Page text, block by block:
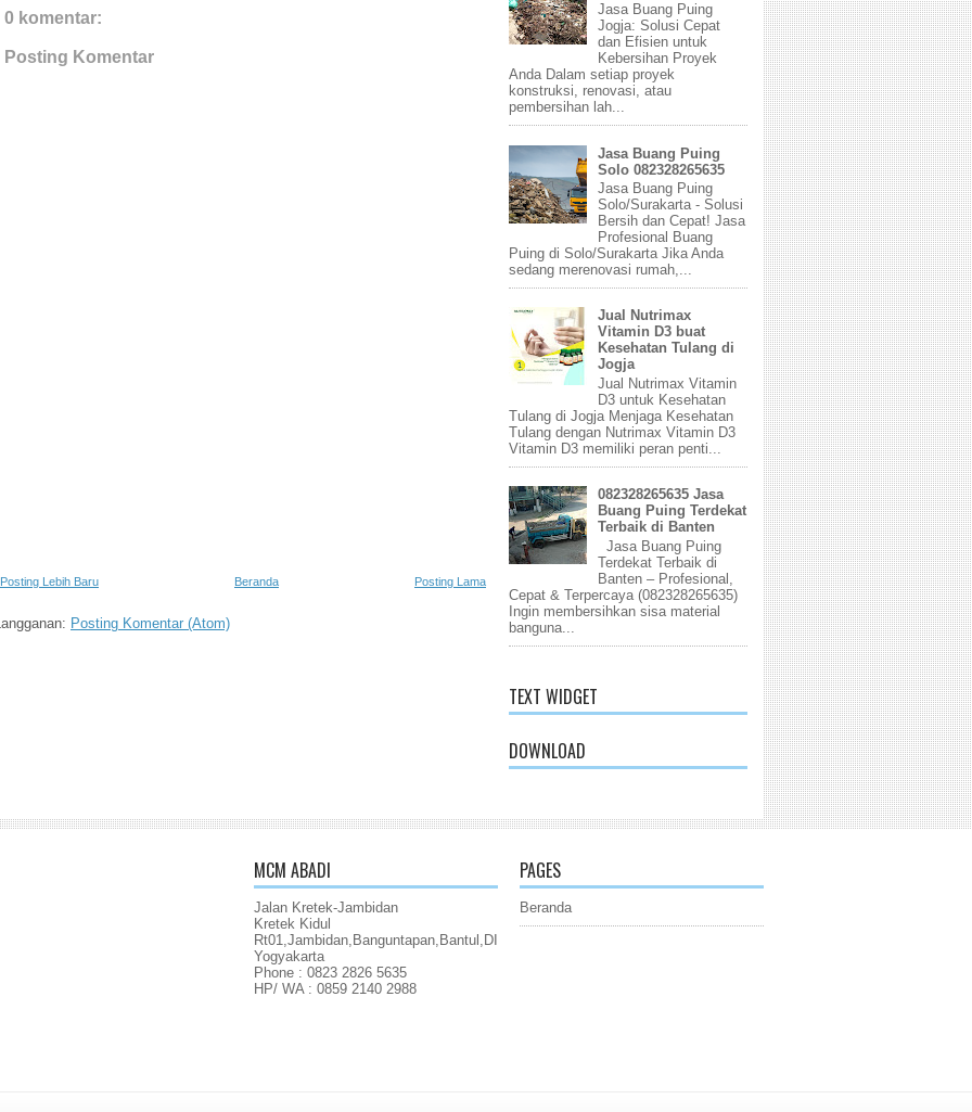
0 komentar:
Posting Komentar
Posting Lebih Baru Posting Lama
Beranda
Posting Komentar (Atom)
Jasa Buang Puing
Jogja: Solusi Cepat
dan Efisien untuk
Kebersihan Proyek
Anda Dalam setiap proyek
konstruksi, renovasi, atau
pembersihan lah...
Jasa Buang Puing
Solo 082328265635
Jasa Buang Puing
Solo/Surakarta - Solusi
Bersih dan Cepat! Jasa
Profesional Buang
Puing di Solo/Surakarta Jika Anda
sedang merenovasi rumah,...
Jual Nutrimax
Vitamin D3 buat
Kesehatan Tulang di
Jogja
Jual Nutrimax Vitamin
D3 untuk Kesehatan
Tulang di Jogja Menjaga Kesehatan
Tulang dengan Nutrimax Vitamin D3
Vitamin D3 memiliki peran penti...
082328265635 Jasa
Buang Puing Terdekat
Terbaik di Banten
Jasa Buang Puing
Terdekat Terbaik di
Banten – Profesional,
Cepat & Terpercaya (082328265635)
Ingin membersihkan sisa material
banguna...
TEXT WIDGET
DOWNLOAD
MCM ABADI
Jalan Kretek-Jambidan
Kretek Kidul
Rt01,Jambidan,Banguntapan,Bantul,DI
Yogyakarta
Phone : 0823 2826 5635
HP/ WA : 0859 2140 2988
PAGES
Beranda